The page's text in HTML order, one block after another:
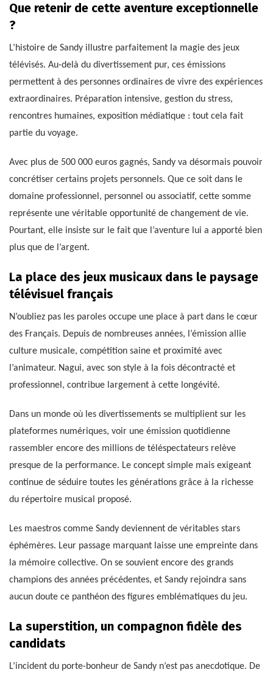
Que retenir de cette aventure exceptionnelle
?
L’histoire de Sandy illustre parfaitement la magie des jeux
télévisés. Au-delà du divertissement pur, ces émissions
permettent à des personnes ordinaires de vivre des expériences
extraordinaires. Préparation intensive, gestion du stress,
rencontres humaines, exposition médiatique : tout cela fait
partie du voyage.
Avec plus de 500 000 euros gagnés, Sandy va désormais pouvoir
concrétiser certains projets personnels. Que ce soit dans le
domaine professionnel, personnel ou associatif, cette somme
représente une véritable opportunité de changement de vie.
Pourtant, elle insiste sur le fait que l’aventure lui a apporté bien
plus que de l’argent.
La place des jeux musicaux dans le paysage
télévisuel français
N’oubliez pas les paroles occupe une place à part dans le cœur
des Français. Depuis de nombreuses années, l’émission allie
culture musicale, compétition saine et proximité avec
l’animateur. Nagui, avec son style à la fois décontracté et
professionnel, contribue largement à cette longévité.
Dans un monde où les divertissements se multiplient sur les
plateformes numériques, voir une émission quotidienne
rassembler encore des millions de téléspectateurs relève
presque de la performance. Le concept simple mais exigeant
continue de séduire toutes les générations grâce à la richesse
du répertoire musical proposé.
Les maestros comme Sandy deviennent de véritables stars
éphémères. Leur passage marquant laisse une empreinte dans
la mémoire collective. On se souvient encore des grands
champions des années précédentes, et Sandy rejoindra sans
aucun doute ce panthéon des figures emblématiques du jeu.
La superstition, un compagnon fidèle des
candidats
L’incident du porte-bonheur de Sandy n’est pas anecdotique. De